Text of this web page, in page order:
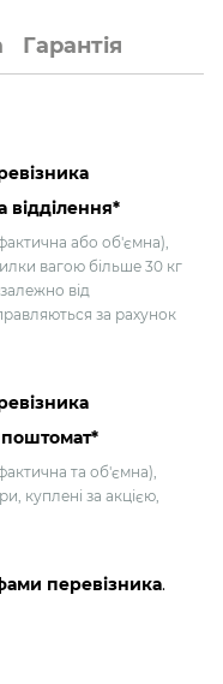
Гарантія
відділення*
або об'ємна),
вагою більше 30 кг
від
за рахунок
та об'ємна),
куплені за акцією,
перевізника.